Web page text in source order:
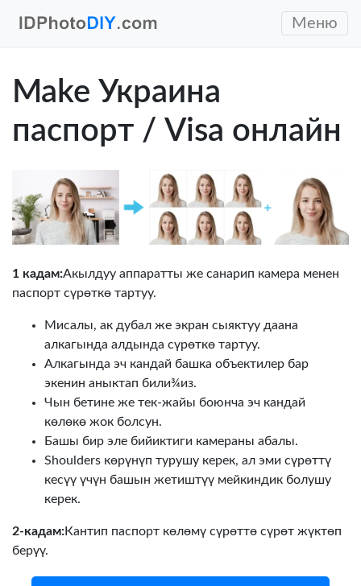
Меню
Make Украина
паспорт / Visa онлайн
1 кадам:Акылдуу аппаратты же санарип камера менен
паспорт сүрөткө тартуу.
Мисалы, ак дубал же экран сыяктуу даана
алкагында алдында сүрөткө тартуу.
Алкагында эч кандай башка объектилер бар
экенин аныктап били¾из.
Чын бетине же тек-жайы боюнча эч кандай
көлөкө жок болсун.
Башы бир эле бийиктиги камераны абалы.
Shoulders көрүнүп турушу керек, ал эми сүрөттү
кесүү үчүн башын жетиштүү мейкиндик болушу
керек.
2-кадам:Кантип паспорт көлөмү сүрөттө сүрөт жүктөп
берүү.